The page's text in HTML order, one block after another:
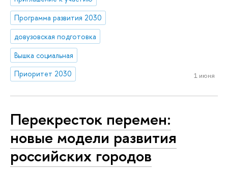
Программа развития 2030
довузовская подготовка
Вышка социальная
Приоритет 2030
1 июня
Перекресток перемен:
новые модели развития
российских городов